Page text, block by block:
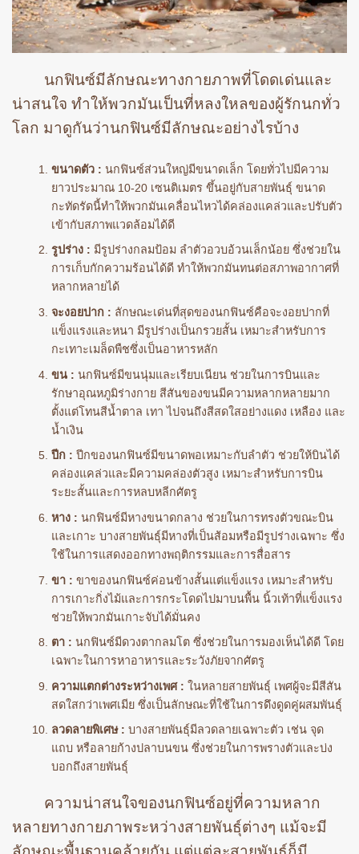
นกฟินซ์มีลักษณะทางกายภาพที่โดดเด่นและ
น่าสนใจ ทำให้พวกมันเป็นที่หลงใหลของผู้รักนกทั่ว
โลก มาดูกันว่านกฟินซ์มีลักษณะอย่างไรบ้าง
ขนาดตัว : นกฟินซ์ส่วนใหญ่มีขนาดเล็ก โดยทั่วไปมีความ
ยาวประมาณ 10-20 เซนติเมตร ขึ้นอยู่กับสายพันธุ์ ขนาด
กะทัดรัดนี้ทำให้พวกมันเคลื่อนไหวได้คล่องแคล่วและปรับตัว
เข้ากับสภาพแวดล้อมได้ดี
รูปร่าง : มีรูปร่างกลมป้อม ลำตัวอวบอ้วนเล็กน้อย ซึ่งช่วยใน
การเก็บกักความร้อนได้ดี ทำให้พวกมันทนต่อสภาพอากาศที่
หลากหลายได้
จะงอยปาก : ลักษณะเด่นที่สุดของนกฟินซ์คือจะงอยปากที่
แข็งแรงและหนา มีรูปร่างเป็นกรวยสั้น เหมาะสำหรับการ
กะเทาะเมล็ดพืชซึ่งเป็นอาหารหลัก
ขน : นกฟินซ์มีขนนุ่มและเรียบเนียน ช่วยในการบินและ
รักษาอุณหภูมิร่างกาย สีสันของขนมีความหลากหลายมาก
ตั้งแต่โทนสีน้ำตาล เทา ไปจนถึงสีสดใสอย่างแดง เหลือง และ
น้ำเงิน
ปีก : ปีกของนกฟินซ์มีขนาดพอเหมาะกับลำตัว ช่วยให้บินได้
คล่องแคล่วและมีความคล่องตัวสูง เหมาะสำหรับการบิน
ระยะสั้นและการหลบหลีกศัตรู
หาง : นกฟินซ์มีหางขนาดกลาง ช่วยในการทรงตัวขณะบิน
และเกาะ บางสายพันธุ์มีหางที่เป็นส้อมหรือมีรูปร่างเฉพาะ ซึ่ง
ใช้ในการแสดงออกทางพฤติกรรมและการสื่อสาร
ขา : ขาของนกฟินซ์ค่อนข้างสั้นแต่แข็งแรง เหมาะสำหรับ
การเกาะกิ่งไม้และการกระโดดไปมาบนพื้น นิ้วเท้าที่แข็งแรง
ช่วยให้พวกมันเกาะจับได้มั่นคง
ตา : นกฟินซ์มีดวงตากลมโต ซึ่งช่วยในการมองเห็นได้ดี โดย
เฉพาะในการหาอาหารและระวังภัยจากศัตรู
ความแตกต่างระหว่างเพศ : ในหลายสายพันธุ์ เพศผู้จะมีสีสัน
สดใสกว่าเพศเมีย ซึ่งเป็นลักษณะที่ใช้ในการดึงดูดคู่ผสมพันธุ์
ลวดลายพิเศษ : บางสายพันธุ์มีลวดลายเฉพาะตัว เช่น จุด
แถบ หรือลายก้างปลาบนขน ซึ่งช่วยในการพรางตัวและบ่ง
บอกถึงสายพันธุ์
ความน่าสนใจของนกฟินซ์อยู่ที่ความหลาก
หลายทางกายภาพระหว่างสายพันธุ์ต่างๆ แม้จะมี